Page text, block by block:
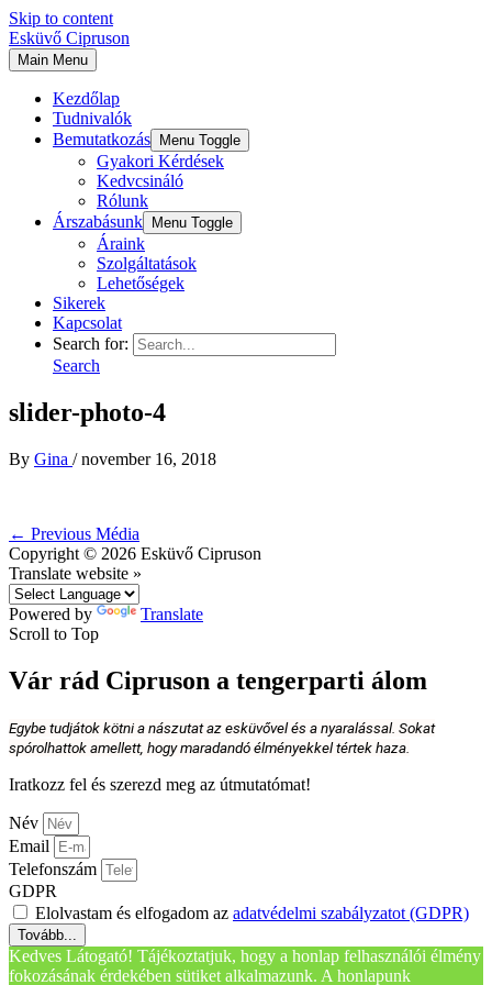
Skip to content
Esküvő Cipruson
Main Menu
Kezdőlap
Tudnivalók
Bemutatkozás
Menu Toggle
Gyakori Kérdések
Kedvcsináló
Rólunk
Árszabásunk
Menu Toggle
Áraink
Szolgáltatások
Lehetőségek
Sikerek
Kapcsolat
Search for:
Search
slider-photo-4
By Gina /november 16, 2018
← Previous Média
Copyright © 2026 Esküvő Cipruson
Translate website »
Powered by
Translate
Scroll to Top
Vár rád Cipruson a tengerparti álom
Egybe tudjátok kötni a nászutat az esküvővel és a nyaralással. Sokat
spórolhattok amellett, hogy maradandó élményekkel tértek haza.
Iratkozz fel és szerezd meg az útmutatómat!
Név
Email
Telefonszám
GDPR
Elolvastam és elfogadom az adatvédelmi szabályzatot (GDPR)
Tovább...
Kedves Látogató! Tájékoztatjuk, hogy a honlap felhasználói élmény
fokozásának érdekében sütiket alkalmazunk. A honlapunk